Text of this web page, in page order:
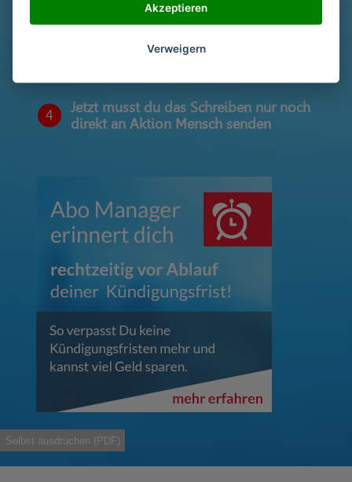
Unterschriebe das Schreiben mit deinem
Namen oder lade eine Unterschrift hoch
4
Jetzt musst du das Schreiben nur noch
direkt an Aktion Mensch senden
Selbst ausdruchen (PDF)
Akzeptieren
Verweigern